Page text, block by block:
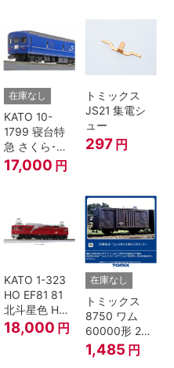
在庫なし
KATO 10-
1799 寝台特
急 さくら･は
やぶさ/富士
24系 9両セッ
17,000 円
トミックス
JS21 集電シ
ュー
297 円
KATO 1-323
HO EF81 81
北斗星色 HO
ゲージ
18,000 円
在庫なし
トミックス
8750 ワム
60000形 2両
セット Nゲー
ジ
1,485 円